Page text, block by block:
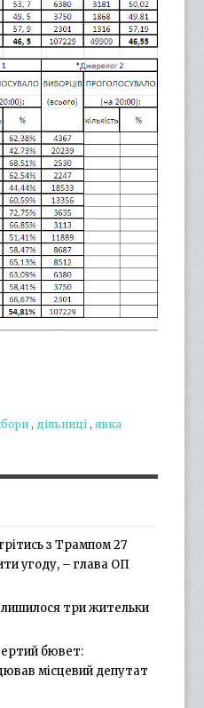
, дільниці ,явка
з Трампом 27
угоду, – глава ОП
три жительки
бювет:
місцевий депутат